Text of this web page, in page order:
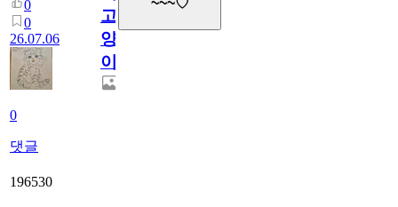
0
0
26.07.06
0
댓글
고
양
이
~~~♡
196530